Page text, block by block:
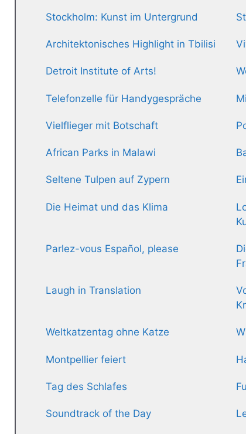
Stockholm: Kunst im Untergrund
Architektonisches Highlight in Tbilisi
Detroit Institute of Arts!
Telefonzelle für Handygespräche
Vielflieger mit Botschaft
African Parks in Malawi
Seltene Tulpen auf Zypern
Die Heimat und das Klima
Parlez-vous Español, please
Laugh in Translation
Weltkatzentag ohne Katze
Montpellier feiert
Tag des Schlafes
Soundtrack of the Day